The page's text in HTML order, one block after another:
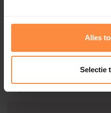
Alles
Selectie
Onze reviews